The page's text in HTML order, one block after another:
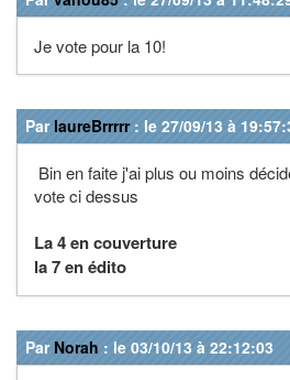
Je vote pour la 10!
Par laureBrrrrr: le 27/09/13 à
Bin en faite j'ai plus ou moins
vote ci dessus
La 4 en couverture
la 7 en édito
Par Norah : le 03/10/13 à 22:12:03